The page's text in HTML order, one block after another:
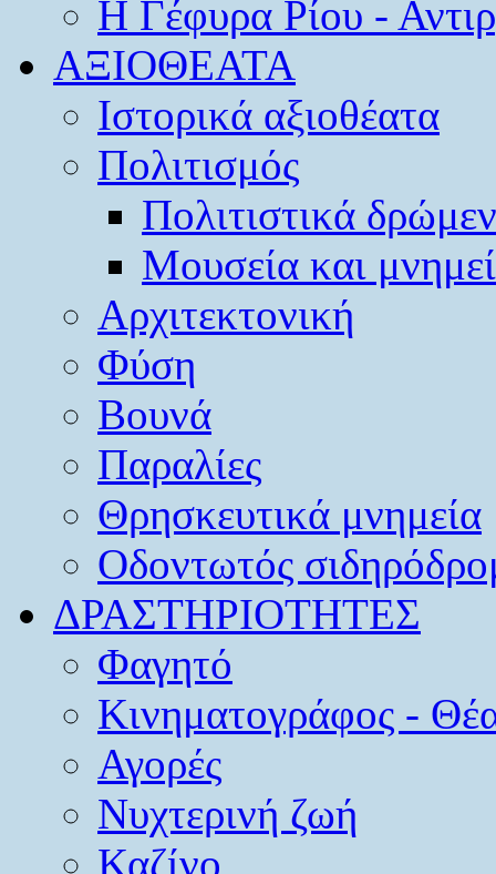
Η Γέφυρα Ρίου -
ΑΞΙΟΘΕΑΤΑ
Ιστορικά αξιοθέατα
Πολιτισμός
Πολιτιστικά
Μουσεία και
Αρχιτεκτονική
Φύση
Βουνά
Παραλίες
Θρησκευτικά μνημεία
Οδοντωτός
ΔΡΑΣΤΗΡΙΟΤΗΤΕΣ
Φαγητό
Κινηματογράφος -
Αγορές
Νυχτερινή ζωή
Καζίνο